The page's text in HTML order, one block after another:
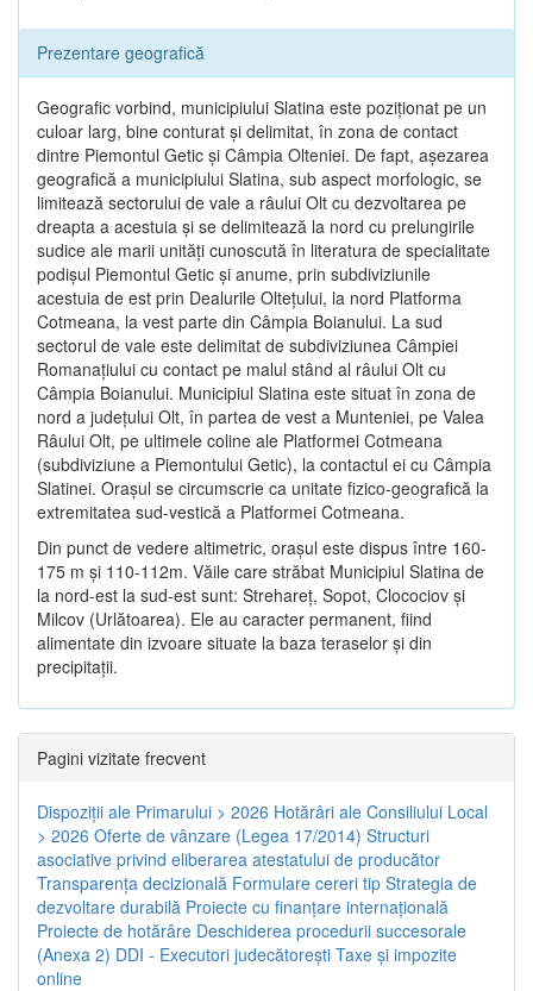
Prezentare geografică
Geografic vorbind, municipiului Slatina este poziţionat pe un
culoar larg, bine conturat şi delimitat, în zona de contact
dintre Piemontul Getic şi Câmpia Olteniei. De fapt, aşezarea
geografică a municipiului Slatina, sub aspect morfologic, se
limitează sectorului de vale a râului Olt cu dezvoltarea pe
dreapta a acestuia şi se delimitează la nord cu prelungirile
sudice ale marii unităţi cunoscută în literatura de specialitate
podişul Piemontul Getic şi anume, prin subdiviziunile
acestuia de est prin Dealurile Olteţului, la nord Platforma
Cotmeana, la vest parte din Câmpia Boianului. La sud
sectorul de vale este delimitat de subdiviziunea Câmpiei
Romanaţiului cu contact pe malul stând al râului Olt cu
Câmpia Boianului. Municipiul Slatina este situat în zona de
nord a judeţului Olt, în partea de vest a Munteniei, pe Valea
Râului Olt, pe ultimele coline ale Platformei Cotmeana
(subdiviziune a Piemontului Getic), la contactul ei cu Câmpia
Slatinei. Oraşul se circumscrie ca unitate fizico-geografică la
extremitatea sud-vestică a Platformei Cotmeana.
Din punct de vedere altimetric, oraşul este dispus între 160-
175 m şi 110-112m. Văile care străbat Municipiul Slatina de
la nord-est la sud-est sunt: Strehareţ, Sopot, Clocociov şi
Milcov (Urlătoarea). Ele au caracter permanent, fiind
alimentate din izvoare situate la baza teraselor şi din
precipitaţii.
Pagini vizitate frecvent
Dispoziţii ale Primarului > 2026 Hotărâri ale Consiliului Local
> 2026 Oferte de vânzare (Legea 17/2014) Structuri
asociative privind eliberarea atestatului de producător
Transparenţa decizională Formulare cereri tip Strategia de
dezvoltare durabilă Proiecte cu finanţare internaţională
Proiecte de hotărâre Deschiderea procedurii succesorale
(Anexa 2) DDI - Executori judecătorești Taxe şi impozite
online